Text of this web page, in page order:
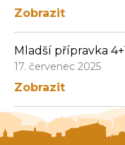
Zobrazit
Mladší přípravka
17. červenec 2025
Zobrazit